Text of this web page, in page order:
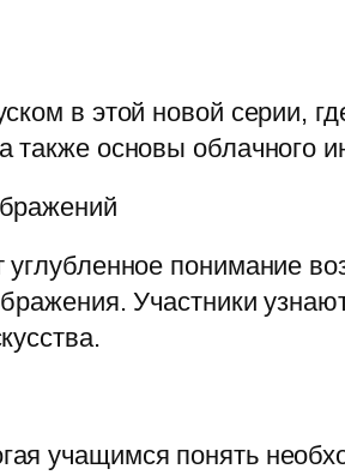
в этой новой серии,
также основы облачного
понимание
Участники
учащимся понять